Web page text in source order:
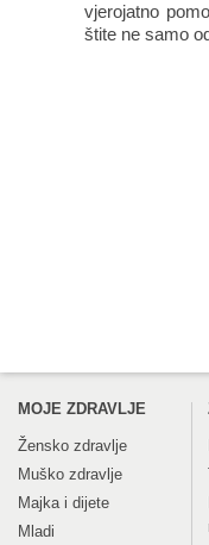
vjerojatno
štite ne samo
MOJE ZDRAVLJE
Žensko zdravlje
Muško zdravlje
Majka i dijete
Mladi